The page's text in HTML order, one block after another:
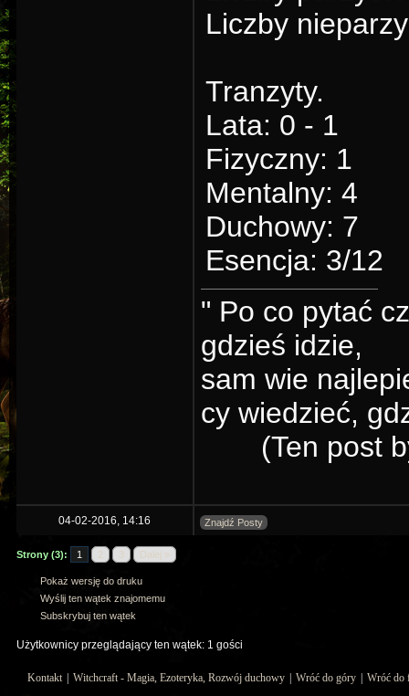
Liczby
Tranzyty.
Lata: 0 - 1
Fizyczny: 1
Mentalny: 4
Duchowy: 7
Esencja: 3/12
" Po co py­tać
gdzieś idzie,
sam wie
cy wie­dzieć,
(Ten post
04-02-2016, 14:16 Znajdź Posty
Strony (3): 1 2 3 Dalej »
Pokaż wersję do druku
Wyślij ten wątek znajomemu
Subskrybuj ten wątek
Użytkownicy przeglądający ten wątek: 1 gości
Kontakt Witchcraft - Magia, Ezoteryka, Rozwój duchowy Wróć do góry Wróć do